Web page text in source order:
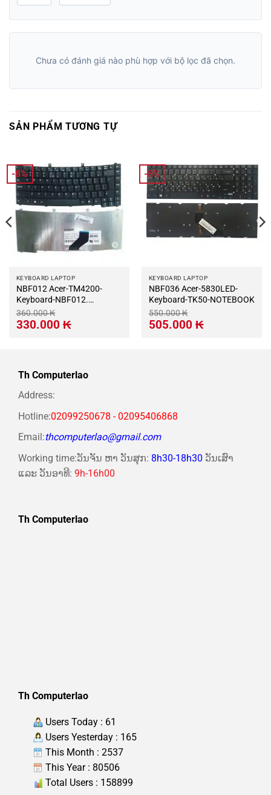
Chưa có đánh giá nào phù hợp với bộ lọc đã chọn.
SẢN PHẨM TƯƠNG TỰ
-8%
KEYBOARD LAPTOP
NBF012 Acer-TM4200-
Keyboard-NBF012.
NOTEBOOK
360.000₭
Giá
gốc
330.000 ₭Giá
hiện
-8%
KEYBOARD LAPTOP
NBF036 Acer-5830LED-
Keyboard-TK50-NOTEBOOK
550.000₭
Giá
gốc
505.000 ₭Giá
hiện
Th Computerlao
Address:
Hotline:02099250678 - 02095406868
Email:thcomputerlao@gmail.com
Working time:ວັນຈັນ ຫາ ວັນສຸກ: 8h30-18h30 ວັນເສົາ
ແລະ ວັນອາທີ: 9h-16h00
Th Computerlao
Th Computerlao
Users Today : 61
Users Yesterday : 165
This Month : 2537
This Year : 80506
Total Users : 158899